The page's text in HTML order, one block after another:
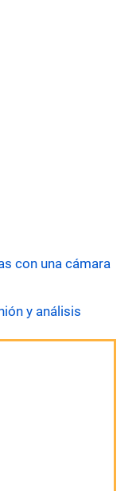
con una cámara
y análisis